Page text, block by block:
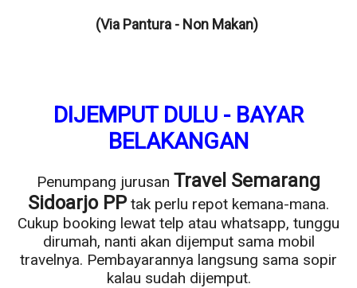
(Via Pantura - Non Makan)
DIJEMPUT DULU - BAYAR
BELAKANGAN
Penumpang jurusan Travel Semarang
Sidoarjo PPtak perlu repot kemana-mana.
Cukup booking lewat telp atau whatsapp, tunggu
dirumah, nanti akan dijemput sama mobil
travelnya. Pembayarannya langsung sama sopir
kalau sudah dijemput.